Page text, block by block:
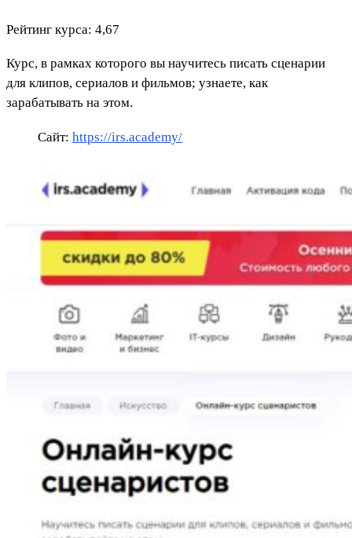
Рейтинг курса: 4,67
Курс, в рамках которого вы научитесь писать сценарии
для клипов, сериалов и фильмов; узнаете, как
зарабатывать на этом.
Сайт: https://irs.academy/